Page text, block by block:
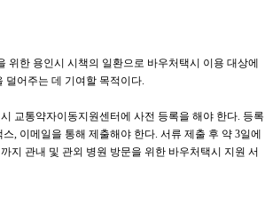
한 용인시 시책의 일환으로 바우처택시 이용 대상에
덜어주는 데 기여할 목적이다.
교통약자이동지원센터에 사전 등록을 해야 한다. 등록
, 이메일을 통해 제출해야 한다. 서류 제출 후 약 3일에
지 관내 및 관외 병원 방문을 위한 바우처택시 지원 서